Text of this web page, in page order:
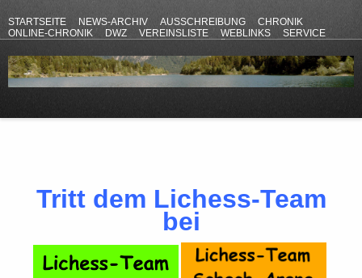
STARTSEITE NEWS-ARCHIV AUSSCHREIBUNG
CHRONIK
ONLINE-CHRONIK
DWZ VEREINSLISTE WEBLINKS
SERVICE
Tritt dem Lichess-Team
bei